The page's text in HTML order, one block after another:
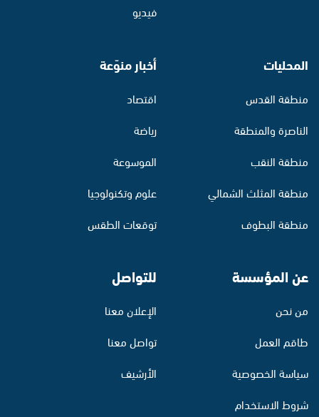
فيديو
المحليات
منطقة القدس
الناصرة والمنطقة
منطقة النقب
منطقة المثلث الشمالي
منطقة البطوف
أخبار منوّعة
اقتصاد
رياضة
الموسوعة
علوم وتكنولوجيا
توقعات الطقس
عن المؤسسة
من نحن
طاقم العمل
سياسة الخصوصية
شروط الاستخدام
للتواصل
الإعلان معنا
تواصل معنا
الأرشيف